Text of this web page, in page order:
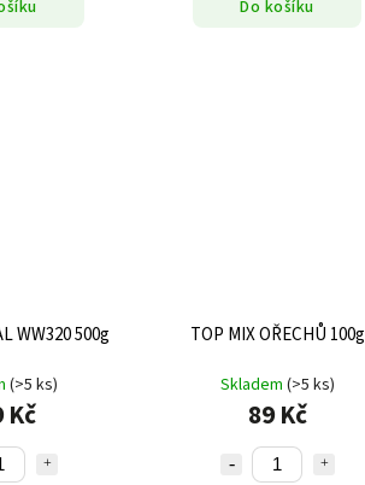
Do košíku
WW320 500g
(>5 ks)
Kč
TOP MIX OŘECHŮ 100g
Skladem (>5 ks)
89 Kč